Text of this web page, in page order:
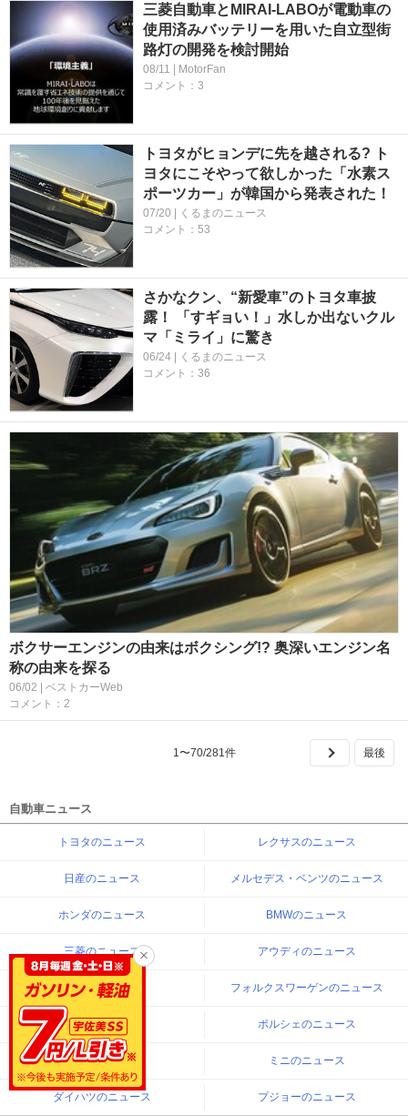
三菱自動車とMIRAI-LABOが電動車の
使用済みバッテリーを用いた自立型街
路灯の開発を検討開始
08/11 | MotorFan
コメント：3
トヨタがヒョンデに先を越される? ト
ヨタにこそやって欲しかった「水素ス
ポーツカー」が韓国から発表された！
07/20 | くるまのニュース
コメント：53
さかなクン、“新愛車”のトヨタ車披
露！ 「すギョい！」水しか出ないクル
マ「ミライ」に驚き
06/24 | くるまのニュース
コメント：36
ボクサーエンジンの由来はボクシング!? 奥深いエンジン名
称の由来を探る
06/02 | ベストカーWeb
コメント：2
1 〜70/281 件
自動車ニュース
トヨタのニュース レクサスのニュース
日産のニュース メルセデス・ベンツのニュース
ホンダのニュース BMWのニュース
三菱のニュース アウディのニュース
マツダのニュース フォルクスワーゲンのニュース
スバルのニュース ポルシェのニュース
スズキのニュース ミニのニュース
ダイハツのニュース プジョーのニュース